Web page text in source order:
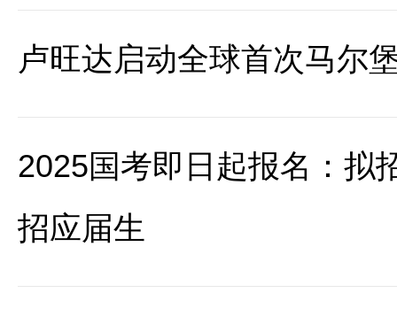
卢旺达启动全球首次马尔
2025国考即日起报名：拟
招应届生